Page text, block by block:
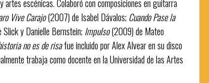
arriba/abajo
aumentar
o
artes escénicas. Colaboró con composiciones en guitarra
Vive Carajo(2007) de Isabel Dávalos; Cuando Pase la
y Danielle Bernstein; Impulso(2009) de Mateo
no es de risafue incluido por Alex Alvear en su disco
trabaja como docente en la Universidad de las Artes